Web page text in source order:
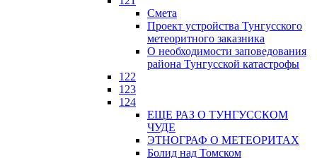
Смета
Проект устройства Тунгусского
метеоритного заказника
О необходимости заповедования
района Тунгусской катастрофы
122
123
124
ЕЩЕ РАЗ О ТУНГУССКОМ
ЧУДЕ
ЭТНОГРАФ О МЕТЕОРИТАХ
Болид над Томском